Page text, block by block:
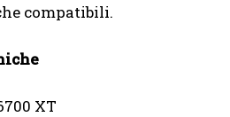
compatibili.
XT